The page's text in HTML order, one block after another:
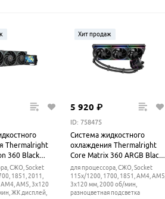
Thermalright
360 Black
СЖО, Socket
1851, 2011,
AM5, 3x120
ЖК дисплей,
Хит продаж
5 920 ₽
ID: 758475
Система жидкостного
охлаждения Thermalright
Core Matrix 360 ARGB Black
V2
для процессора, СЖО, Socket
115x/1200, 1700, 1851, AM4, AM5,
3x120 мм, 2000 об/мин,
разноцветная подсветка